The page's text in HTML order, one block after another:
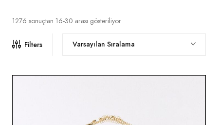
1276 sonuçtan 16-30 arası gösteriliyor
Filters Varsayılan Sıralama